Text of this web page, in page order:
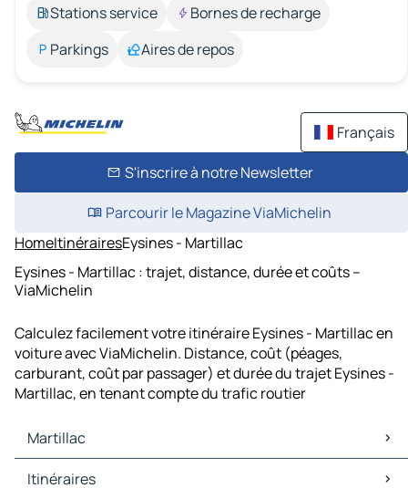
Stations service
Bornes de recharge
Parkings
Aires de repos
Français
S'inscrire à notre Newsletter
Parcourir le Magazine ViaMichelin
HomeItinérairesEysines - Martillac
Eysines - Martillac : trajet, distance, durée et coûts –
ViaMichelin
Calculez facilement votre itinéraire Eysines - Martillac en
voiture avec ViaMichelin. Distance, coût (péages,
carburant, coût par passager) et durée du trajet Eysines -
Martillac, en tenant compte du trafic routier
Martillac
Martillac Cartes et plans
Itinéraires